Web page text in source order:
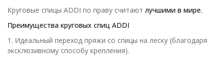
Круговые спицы ADDI по праву считают лучшими в мире.
Преимущества круговых спиц ADDI
1. Идеальный переход пряжи со спицы на леску (благодаря
эксклюзивному способу крепления).